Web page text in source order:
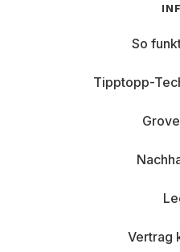
So
Tipptopp-
Vertrag